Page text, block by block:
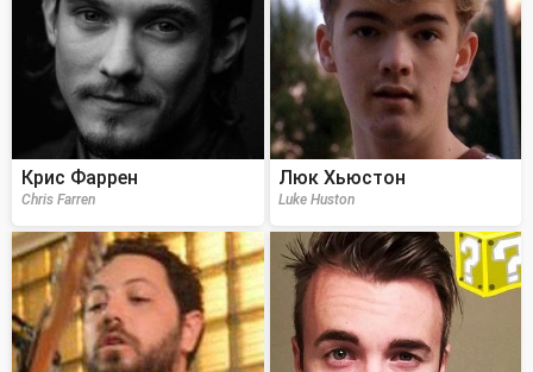
Крис Фаррен
Chris Farren
Люк Хьюстон
Luke Huston